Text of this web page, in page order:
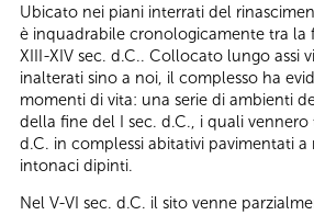
Ubicato nei piani interrati del
è inquadrabile cronologicamente tra la
XIII-XIV sec. d.C.. Collocato lungo assi
inalterati sino a noi, il complesso ha
momenti di vita: una serie di ambienti
della fine del I sec. d.C., i quali vennero
d.C. in complessi abitativi pavimentati a
intonaci dipinti.
Nel V-VI sec. d.C. il sito venne